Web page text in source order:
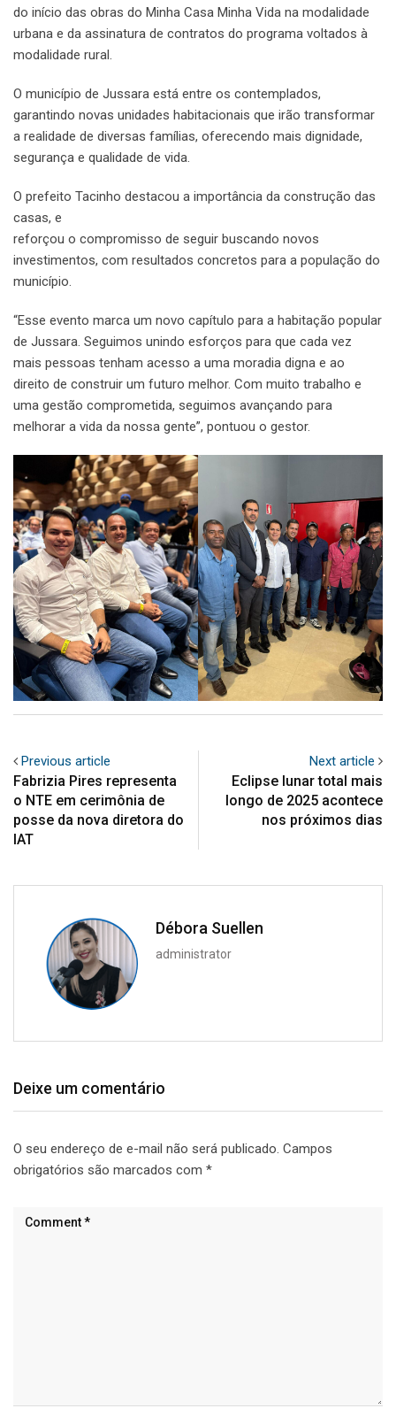
do início das obras do Minha Casa Minha Vida na modalidade
urbana e da assinatura de contratos do programa voltados à
modalidade rural.
O município de Jussara está entre os contemplados,
garantindo novas unidades habitacionais que irão transformar
a realidade de diversas famílias, oferecendo mais dignidade,
segurança e qualidade de vida.
O prefeito Tacinho destacou a importância da construção das
casas, e
reforçou o compromisso de seguir buscando novos
investimentos, com resultados concretos para a população do
município.
“Esse evento marca um novo capítulo para a habitação popular
de Jussara. Seguimos unindo esforços para que cada vez
mais pessoas tenham acesso a uma moradia digna e ao
direito de construir um futuro melhor. Com muito trabalho e
uma gestão comprometida, seguimos avançando para
melhorar a vida da nossa gente”, pontuou o gestor.
Previous article
Fabrizia Pires representa
o NTE em cerimônia de
posse da nova diretora do
IAT
Next article
Eclipse lunar total mais
longo de 2025 acontece
nos próximos dias
Débora Suellen
administrator
Deixe um comentário
O seu endereço de e-mail não será publicado. Campos
obrigatórios são marcados com *